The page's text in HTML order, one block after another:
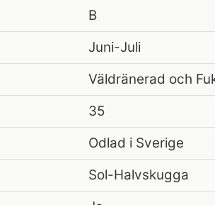
B
Juni-Juli
Väldränerad och
35
Odlad i Sverige
Sol-Halvskugga